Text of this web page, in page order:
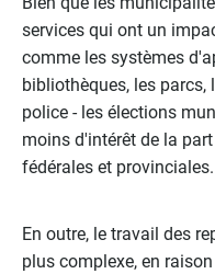
services qui ont un
comme les systèmes
bibliothèques, les parcs,
police - les élections
moins d'intérêt de la
fédérales et provinciales.
En outre, le travail des
plus complexe, en